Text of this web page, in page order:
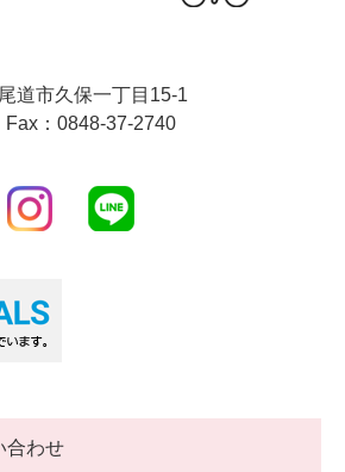
道市久保一丁目15-1
Fax：0848-37-2740
合わせ